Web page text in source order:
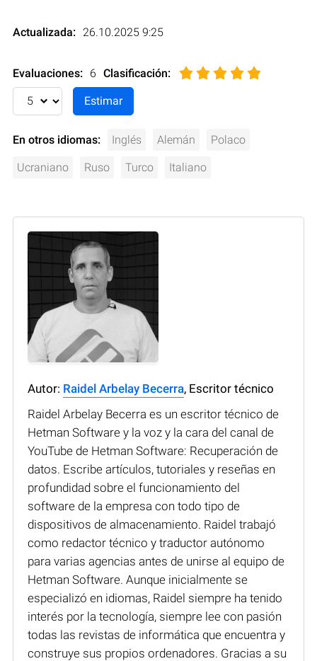
Actualizada: 26.10.2025 9:25
Evaluaciones: 6 Clasificación:
En otros idiomas: Inglés Alemán Polaco
Ucraniano Ruso Turco Italiano
Autor: Raidel Arbelay Becerra, Escritor técnico
Raidel Arbelay Becerra es un escritor técnico de
Hetman Software y la voz y la cara del canal de
YouTube de Hetman Software: Recuperación de
datos. Escribe artículos, tutoriales y reseñas en
profundidad sobre el funcionamiento del
software de la empresa con todo tipo de
dispositivos de almacenamiento. Raidel trabajó
como redactor técnico y traductor autónomo
para varias agencias antes de unirse al equipo de
Hetman Software. Aunque inicialmente se
especializó en idiomas, Raidel siempre ha tenido
interés por la tecnología, siempre lee con pasión
todas las revistas de informática que encuentra y
construye sus propios ordenadores. Gracias a su